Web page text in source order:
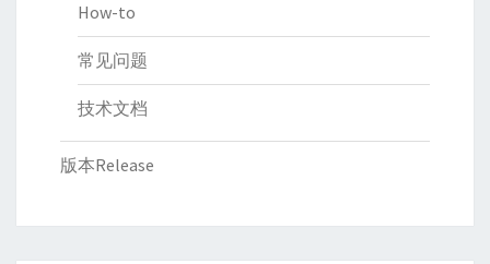
How-to
常见问题
技术文档
版本Release